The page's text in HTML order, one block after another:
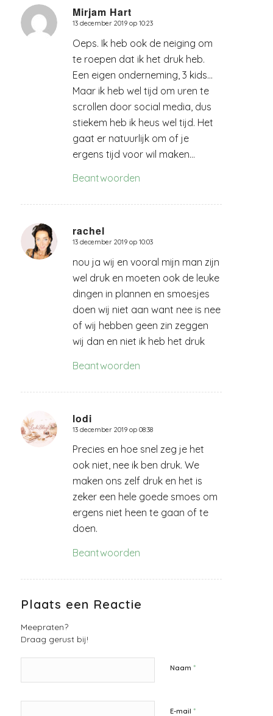
Mirjam Hart
zegt:
13 december 2019 op 10:23
Oeps. Ik heb ook de neiging om
te roepen dat ik het druk heb.
Een eigen onderneming, 3 kids…
Maar ik heb wel tijd om uren te
scrollen door social media, dus
stiekem heb ik heus wel tijd. Het
gaat er natuurlijk om of je
ergens tijd voor wil maken…
Beantwoorden
rachel
zegt:
13 december 2019 op 10:03
nou ja wij en vooral mijn man zijn
wel druk en moeten ook de leuke
dingen in plannen en smoesjes
doen wij niet aan want nee is nee
of wij hebben geen zin zeggen
wij dan en niet ik heb het druk
Beantwoorden
lodi
zegt:
13 december 2019 op 08:38
Precies en hoe snel zeg je het
ook niet, nee ik ben druk. We
maken ons zelf druk en het is
zeker een hele goede smoes om
ergens niet heen te gaan of te
doen.
Beantwoorden
Plaats een Reactie
Meepraten?
Draag gerust bij!
Naam *
E-mail *